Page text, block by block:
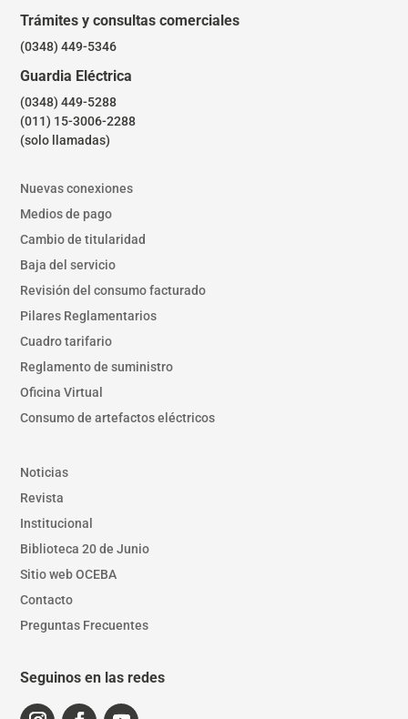
Trámites y consultas comerciales
(0348) 449-5346
Guardia Eléctrica
(0348) 449-5288
(011) 15-3006-2288
(solo llamadas)
Nuevas conexiones
Medios de pago
Cambio de titularidad
Baja del servicio
Revisión del consumo facturado
Pilares Reglamentarios
Cuadro tarifario
Reglamento de suministro
Oficina Virtual
Consumo de artefactos eléctricos
Noticias
Revista
Institucional
Biblioteca 20 de Junio
Sitio web OCEBA
Contacto
Preguntas Frecuentes
Seguinos en las redes